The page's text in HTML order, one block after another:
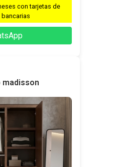
con tarjetas de
madisson